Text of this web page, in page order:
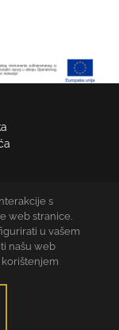
s
web stranice.
u vašem
našu web